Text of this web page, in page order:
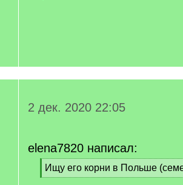
2 дек. 2020 22:05
elena7820 написал:
[
q
Ищу его корни в Польше
[